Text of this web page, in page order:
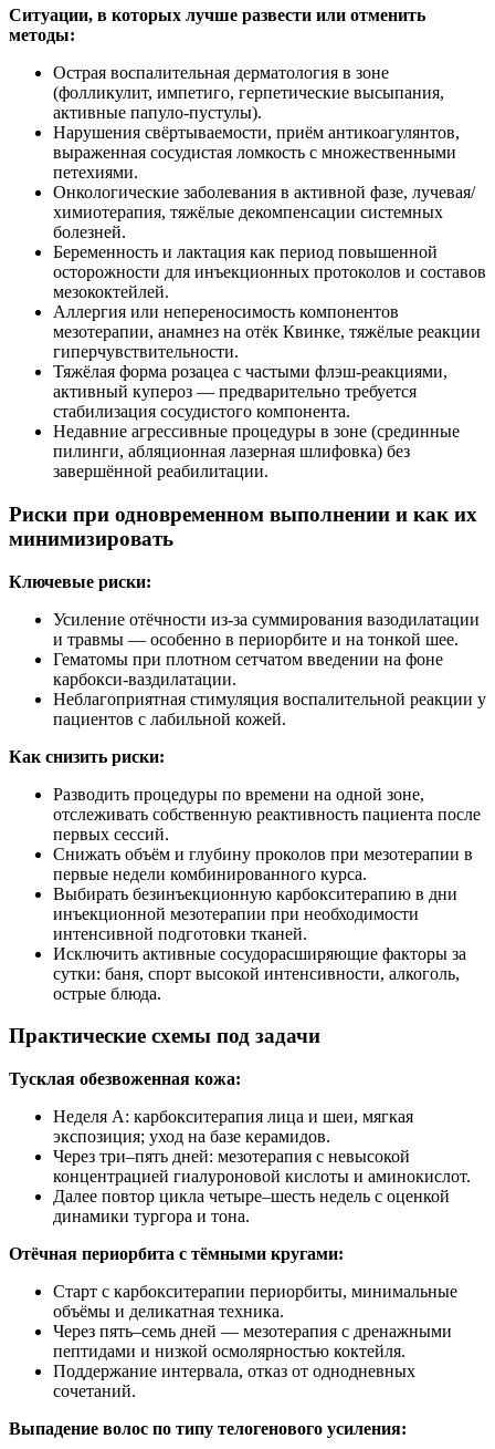
Ситуации, в которых лучше развести или отменить
методы:
Острая воспалительная дерматология в зоне
(фолликулит, импетиго, герпетические высыпания,
активные папуло-пустулы).
Нарушения свёртываемости, приём антикоагулянтов,
выраженная сосудистая ломкость с множественными
петехиями.
Онкологические заболевания в активной фазе, лучевая/
химиотерапия, тяжёлые декомпенсации системных
болезней.
Беременность и лактация как период повышенной
осторожности для инъекционных протоколов и составов
мезококтейлей.
Аллергия или непереносимость компонентов
мезотерапии, анамнез на отёк Квинке, тяжёлые реакции
гиперчувствительности.
Тяжёлая форма розацеа с частыми флэш-реакциями,
активный купероз — предварительно требуется
стабилизация сосудистого компонента.
Недавние агрессивные процедуры в зоне (срединные
пилинги, абляционная лазерная шлифовка) без
завершённой реабилитации.
Риски при одновременном выполнении и как их
минимизировать
Ключевые риски:
Усиление отёчности из‑за суммирования вазодилатации
и травмы — особенно в периорбите и на тонкой шее.
Гематомы при плотном сетчатом введении на фоне
карбокси-ваздилатации.
Неблагоприятная стимуляция воспалительной реакции у
пациентов с лабильной кожей.
Как снизить риски:
Разводить процедуры по времени на одной зоне,
отслеживать собственную реактивность пациента после
первых сессий.
Снижать объём и глубину проколов при мезотерапии в
первые недели комбинированного курса.
Выбирать безинъекционную карбокситерапию в дни
инъекционной мезотерапии при необходимости
интенсивной подготовки тканей.
Исключить активные сосудорасширяющие факторы за
сутки: баня, спорт высокой интенсивности, алкоголь,
острые блюда.
Практические схемы под задачи
Тусклая обезвоженная кожа:
Неделя А: карбокситерапия лица и шеи, мягкая
экспозиция; уход на базе керамидов.
Через три–пять дней: мезотерапия с невысокой
концентрацией гиалуроновой кислоты и аминокислот.
Далее повтор цикла четыре–шесть недель с оценкой
динамики тургора и тона.
Отёчная периорбита с тёмными кругами:
Старт с карбокситерапии периорбиты, минимальные
объёмы и деликатная техника.
Через пять–семь дней — мезотерапия с дренажными
пептидами и низкой осмолярностью коктейля.
Поддержание интервала, отказ от однодневных
сочетаний.
Выпадение волос по типу телогенового усиления: